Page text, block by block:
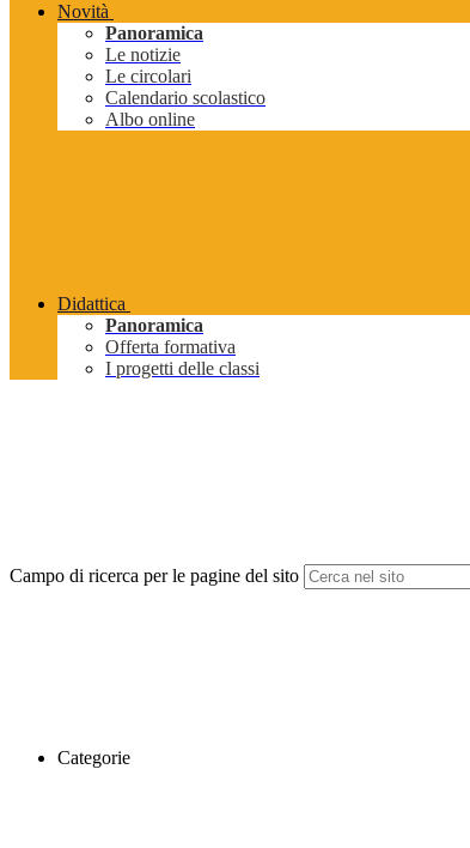
Novità
Panoramica
Le notizie
Le circolari
Calendario scolastico
Albo online
Didattica
Panoramica
Offerta formativa
I progetti delle classi
Campo di ricerca per le pagine del sito
Categorie